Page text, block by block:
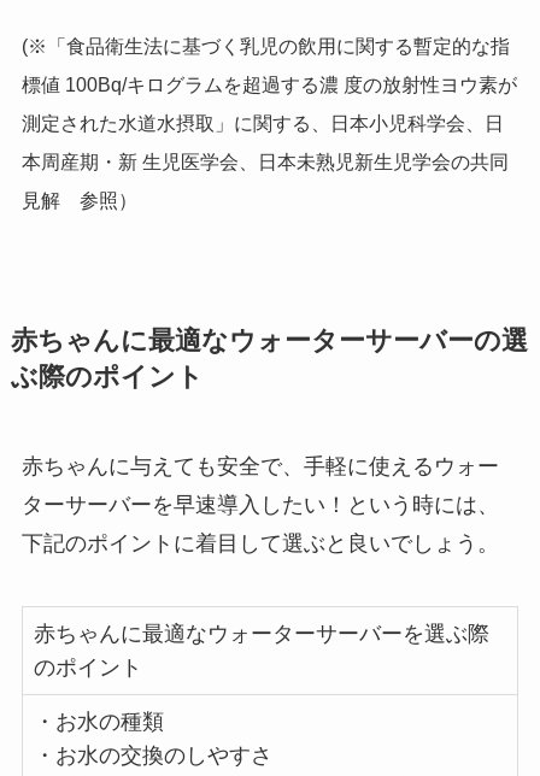
(※「食品衛生法に基づく乳児の飲用に関する暫定的な指
標値 100Bq/キログラムを超過する濃 度の放射性ヨウ素が
測定された水道水摂取」に関する、日本小児科学会、日
本周産期・新 生児医学会、日本未熟児新生児学会の共同
見解 参照）
赤ちゃんに最適なウォーターサーバーの選
ぶ際のポイント
赤ちゃんに与えても安全で、手軽に使えるウォー
ターサーバーを早速導入したい！という時には、
下記のポイントに着目して選ぶと良いでしょう。
赤ちゃんに最適なウォーターサーバーを選ぶ際
のポイント
・お水の種類
・お水の交換のしやすさ